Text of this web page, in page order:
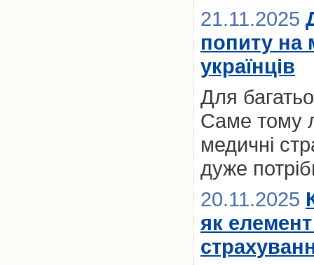
21.11.2025
попиту на
українців
Для
Саме тому
медичні
дуже
20.11.2025
як